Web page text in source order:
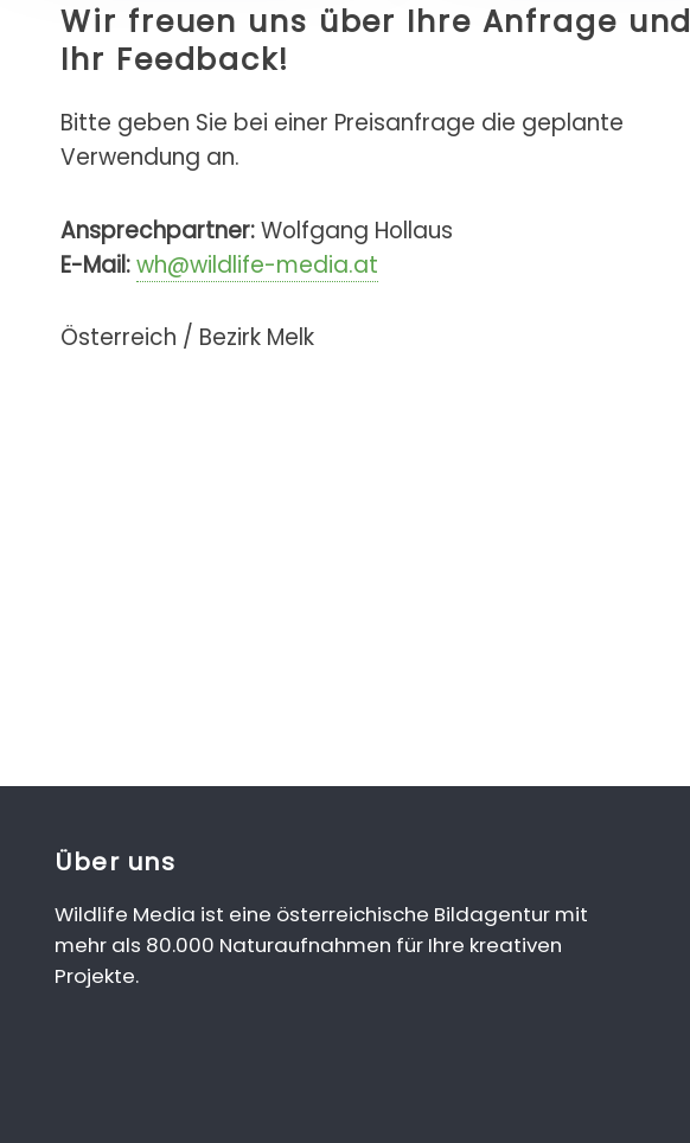
Wir freuen uns über Ihre Anfrage und
Ihr Feedback!
Bitte geben Sie bei einer Preisanfrage die geplante
Verwendung an.
Ansprechpartner:Wolfgang Hollaus
E-Mail:wh@wildlife-media.at
Österreich / Bezirk Melk
Über uns
Wildlife Media ist eine österreichische Bildagentur mit
mehr als 80.000 Naturaufnahmen für Ihre kreativen
Projekte.